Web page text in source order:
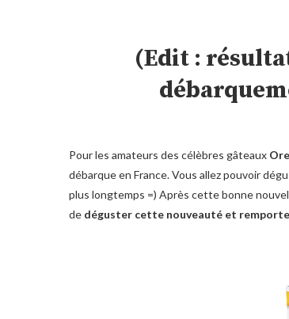
(Edit :
Pour les amateurs des célèbres gâteaux
débarque en France. Vous allez pouvoir
plus longtemps =) Après cette bonne
de déguster cette nouveauté et